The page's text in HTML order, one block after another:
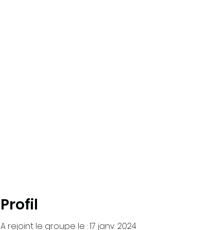
Profil
A rejoint le groupe le : 17 janv. 2024